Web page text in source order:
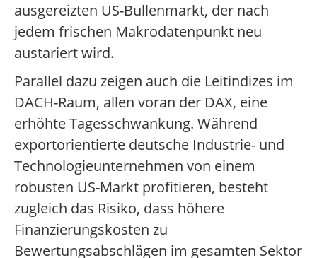
ausgereizten US-Bullenmarkt, der nach
jedem frischen Makrodatenpunkt neu
austariert wird.
Parallel dazu zeigen auch die Leitindizes im
DACH-Raum, allen voran der DAX, eine
erhöhte Tagesschwankung. Während
exportorientierte deutsche Industrie- und
Technologieunternehmen von einem
robusten US-Markt profitieren, besteht
zugleich das Risiko, dass höhere
Finanzierungskosten zu
Bewertungsabschlägen im gesamten Sektor